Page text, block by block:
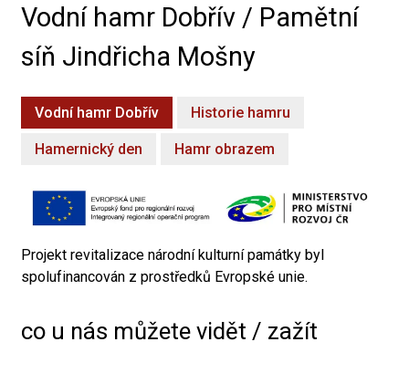
Vodní hamr Dobřív / Pamětní
síň Jindřicha Mošny
Vodní hamr Dobřív Historie hamru
Hamernický den Hamr obrazem
Projekt revitalizace národní kulturní památky byl
spolufinancován z prostředků Evropské unie.
co u nás můžete vidět / zažít